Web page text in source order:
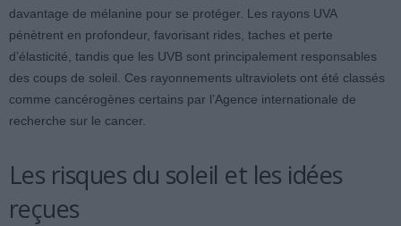
davantage de mélanine pour se protéger. Les rayons UVA
pénètrent en profondeur, favorisant rides, taches et perte
d’élasticité, tandis que les UVB sont principalement responsables
des coups de soleil. Ces rayonnements ultraviolets ont été classés
comme cancérogènes certains par l’Agence internationale de
recherche sur le cancer.
Les risques du soleil et les idées
reçues